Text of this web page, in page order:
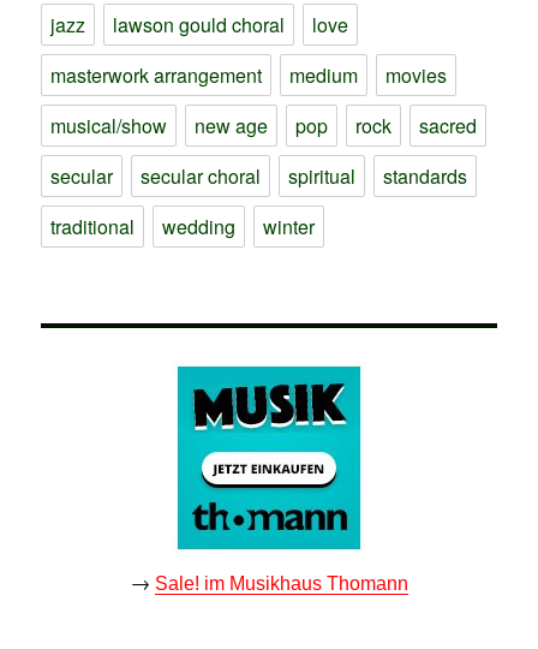
jazz
lawson gould choral
love
masterwork arrangement
medium
movies
musical/show
new age pop rock
sacred
secular
secular choral spiritual
standards
traditional
wedding winter
→ Sale! im Musikhaus Thomann